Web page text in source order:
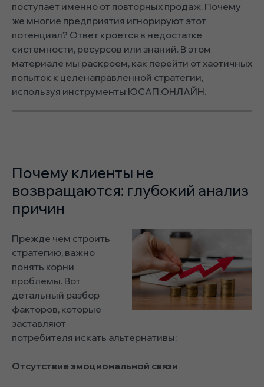
поступает именно от повторных продаж. Почему
же многие предприятия игнорируют этот
потенциал? Ответ кроется в недостатке
системности, ресурсов или знаний. В этом
материале мы раскроем, как перейти от хаотичных
попыток к целенаправленной стратегии,
используя инструменты ЮСАП.ОНЛАЙН.
Почему клиенты не
возвращаются: глубокий анализ
причин
Прежде чем строить
стратегию, важно
понять корни
проблемы. Вот
детальный разбор
факторов, которые
заставляют
потребителя искать альтернативы:
Отсутствие эмоциональной связи